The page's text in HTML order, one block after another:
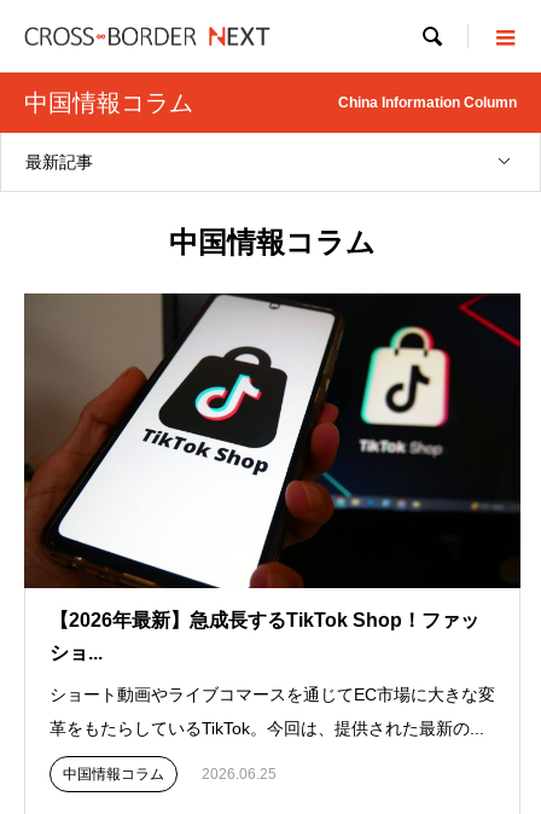

中国情報コラム China Information Column
最新記事
中国情報コラム
【2026年最新】急成長するTikTok Shop！ファッ
ショ...
ショート動画やライブコマースを通じてEC市場に大きな変
革をもたらしているTikTok。今回は、提供された最新の...
中国情報コラム 2026.06.25